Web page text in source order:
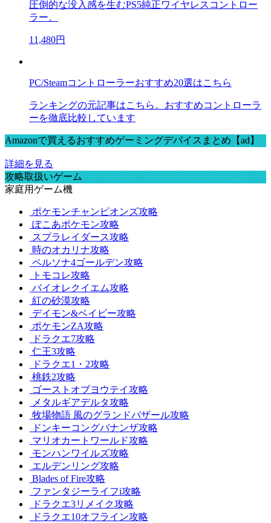
圧倒的な没入感を生むPS5純正ワイヤレスコントロー
ラー。
11,480円
PC/Steamコントローラーおすすめ20選はこちら
ランキングの元記事はこちら。おすすめコントローラ
ーを徹底比較しています
Amazonで買えるおすすめゲーミングデバイスまとめ【ad】
詳細を見る
攻略取扱いゲーム
家庭用ゲーム機
ポケモンチャンピオンズ攻略
ぽこあポケモン攻略
スプラレイダース攻略
時のオカリナ攻略
ペルソナ4ゴールデン攻略
トモコレ攻略
バイオレクイエム攻略
紅の砂漠攻略
デイモン&ベイビー攻略
ポケモンZA攻略
ドラクエ7攻略
仁王3攻略
ドラクエ1・2攻略
桃鉄2攻略
ゴーストオブヨウテイ攻略
メタルギアデルタ攻略
牧場物語 風のグランドバザール攻略
ドンキーコングバナンザ攻略
マリオカートワールド攻略
モンハンワイルズ攻略
エルデンリング攻略
Blades of Fire攻略
ファンタジーライフi攻略
ドラクエ3リメイク攻略
ドラクエ10オフライン攻略